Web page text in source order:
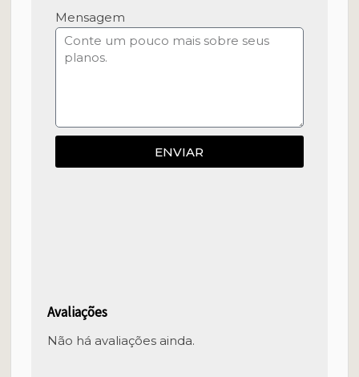
Mensagem
ENVIAR
Avaliações
Não há avaliações ainda.